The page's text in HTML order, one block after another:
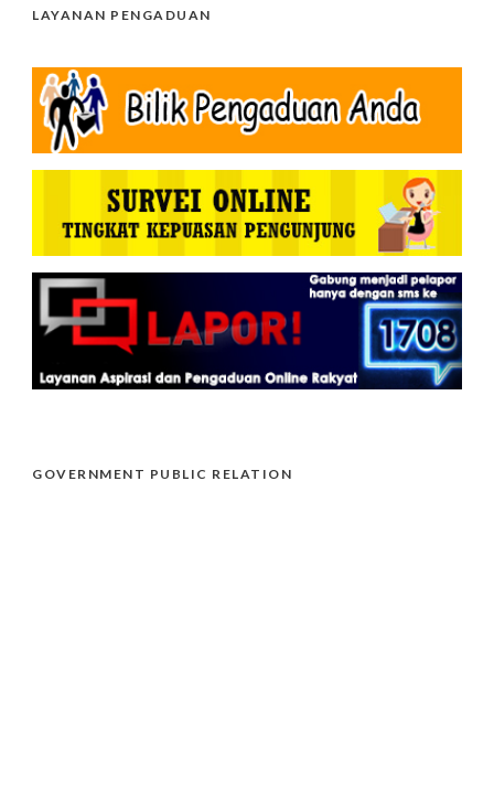
LAYANAN PENGADUAN
GOVERNMENT PUBLIC RELATION